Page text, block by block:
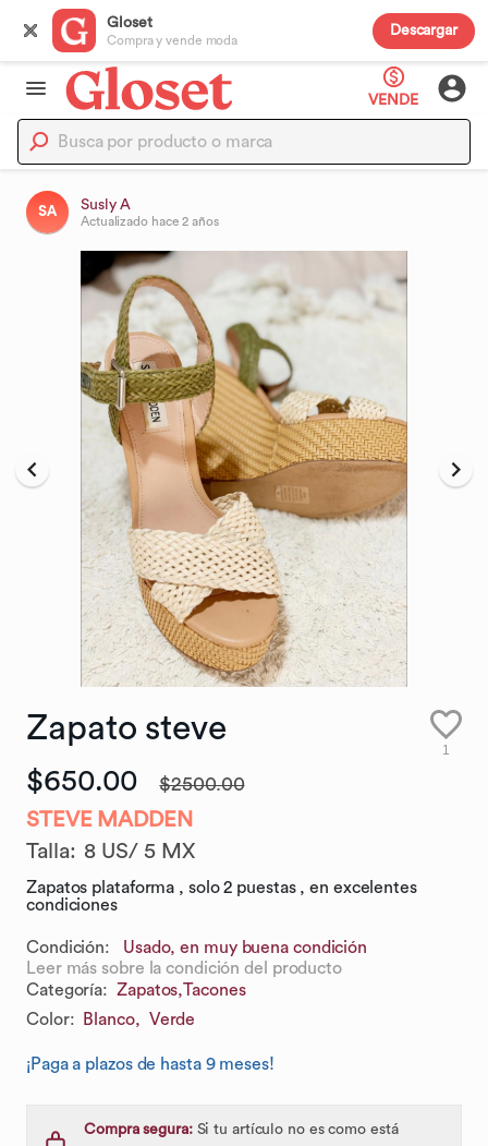
Gloset
Compra y vende moda
Descargar
VENDE
SA Susly A
Actualizado hace 2 años
Zapato steve
1
$650.00 $2500.00
STEVE MADDEN
Talla: 8 US/ 5 MX
Zapatos plataforma , solo 2 puestas , en excelentes
condiciones
Condición:
Usado, en muy buena condición
Leer más sobre la condición del producto
Categoría: Zapatos,Tacones
Color: Blanco, Verde
¡Paga a plazos de hasta 9 meses!
Compra segura:Si tu artículo no es como está